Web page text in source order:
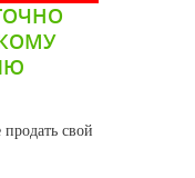
свой